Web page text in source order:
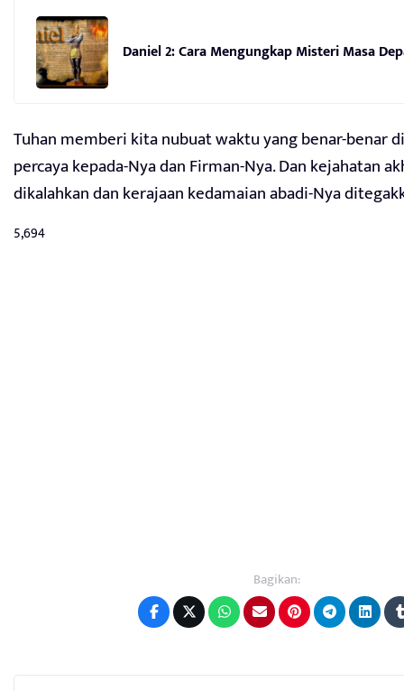
Daniel 2: Cara Mengungkap Misteri Masa
Tuhan memberi kita nubuat waktu yang benar-benar
percaya kepada-Nya dan Firman-Nya. Dan kejahatan
dikalahkan dan kerajaan kedamaian abadi-Nya
5,694
Bagikan: